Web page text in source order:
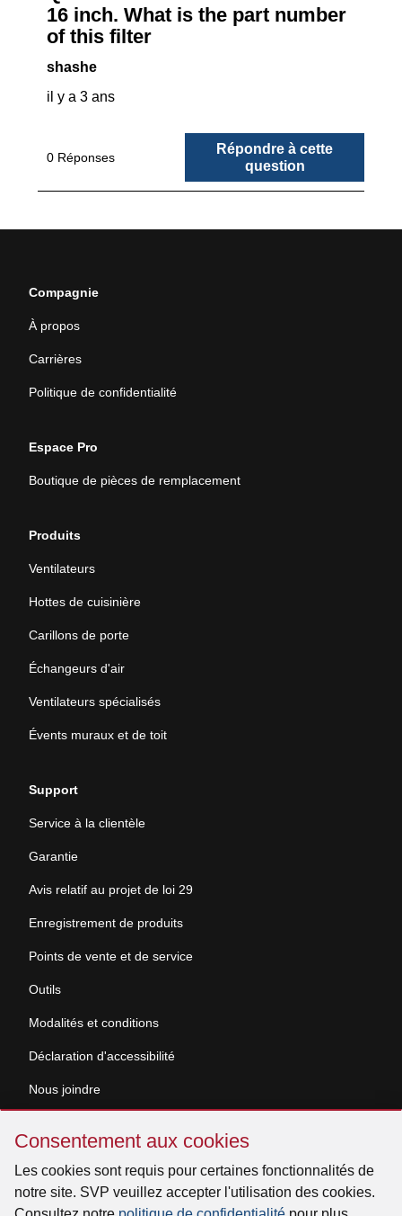
Consentement
aux
cookies
Consentement aux cookies
Les cookies sont requis pour certaines fonctionnalités de
notre site. SVP veuillez accepter l'utilisation des cookies.
Compagnie
À propos
Carrières
Politique de confidentialité
Espace Pro
Boutique de pièces de remplacement
Produits
Ventilateurs
Hottes de cuisinière
Carillons de porte
Échangeurs d'air
Ventilateurs spécialisés
Évents muraux et de toit
Support
Service à la clientèle
Garantie
Avis relatif au projet de loi 29
Enregistrement de produits
Points de vente et de service
Outils
Modalités et conditions
Déclaration d'accessibilité
Nous joindre
© 2026 Venmar Ventilation ULC Tous droits réservés.